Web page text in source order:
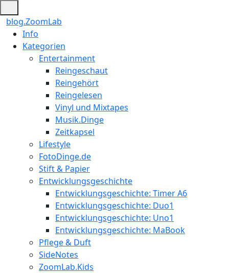
blog.ZoomLab
ZoomLab
//
Info
Kategorien
Entertainment
Reingeschaut
Reingehört
Reingelesen
Vinyl und Mixtapes
Musik.Dinge
Zeitkapsel
Lifestyle
FotoDinge.de
Stift & Papier
Entwicklungsgeschichte
Entwicklungsgeschichte: Timer A6
Entwicklungsgeschichte: Duo1
Entwicklungsgeschichte: Uno1
Entwicklungsgeschichte: MaBook
Pflege & Duft
SideNotes
ZoomLab.Kids